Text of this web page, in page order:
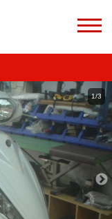
1/3